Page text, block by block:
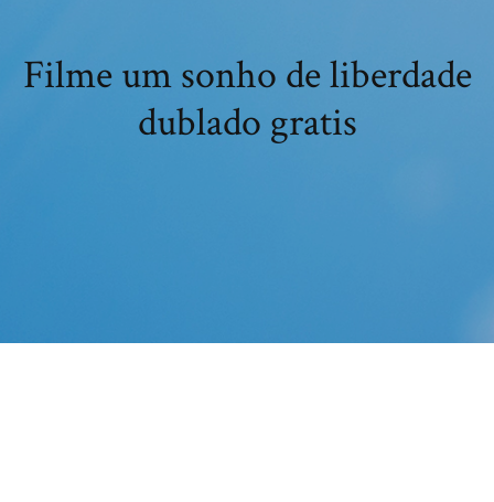
Filme um sonho de liberdade
dublado gratis